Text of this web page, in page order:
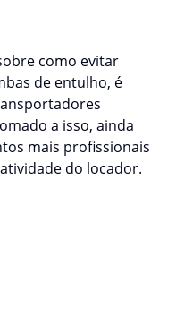
como evitar
de entulho, é
a isso, ainda
mais profissionais
do locador.